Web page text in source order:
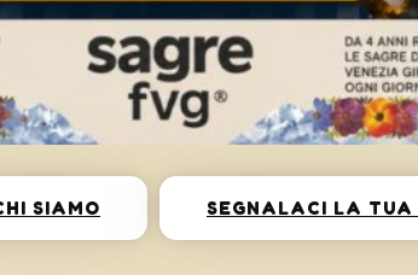
SIAMO SEGNALACI LA TUA